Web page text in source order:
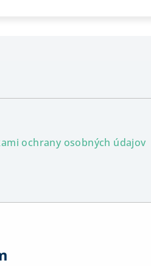
ochrany osobných údajov